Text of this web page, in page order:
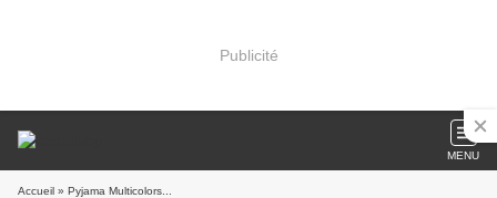
Publicité
MENU
Accueil » Pyjama Multicolors...